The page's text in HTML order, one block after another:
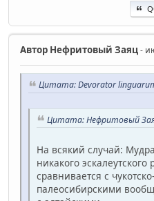
Автор Нефритовый Заяц-
Цитата: Devorator
Цитата: Нефритовый
На всякий случай:
никакого эскалеутского
сравнивается с
палеосибирскими